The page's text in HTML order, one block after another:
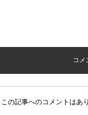
コメ
この記事へのコメントはあ